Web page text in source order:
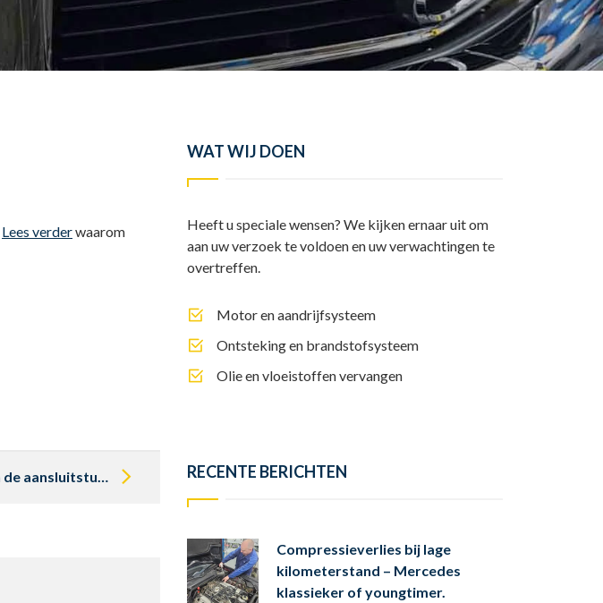
Lees verderwaarom
Hoe vaak moeten de aansluitstukken van de olie galerij vervangen worden?
WAT WIJ DOEN
Heeft u speciale wensen? We kijken ernaar uit om
aan uw verzoek te voldoen en uw verwachtingen te
overtreffen.
Motor en aandrijfsysteem
Ontsteking en brandstofsysteem
Olie en vloeistoffen vervangen
RECENTE BERICHTEN
Compressieverlies bij lage
kilometerstand – Mercedes
klassieker of youngtimer.
I
n
A
p
L
i
l
e
n